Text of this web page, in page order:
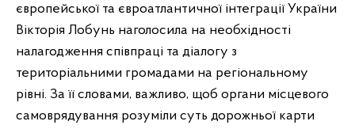
європейської та євроатлантичної інтеграції України
Вікторія Лобунь наголосила на необхідності
налагодження співпраці та діалогу з
територіальними громадами на регіональному
рівні. За її словами, важливо, щоб органи місцевого
самоврядування розуміли суть дорожньої карти